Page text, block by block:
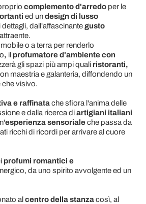
complemento d'arredo per le
ed undesign di lusso
dall'affascinantegusto
o a terra per renderlo
, il profumatore d'ambiente con
gli spazi più ampi quali ristoranti,
maestria e galanteria, diffondendo un
che visivo.
e raffinatache sfiora l'anima delle
e dalla ricerca diartigiani italiani
esperienza sensorialeche passa da
ricchi di ricordi per arrivare al cuore
profumi romantici e
da uno spirito avvolgente ed un
al centro della stanzacosì, al